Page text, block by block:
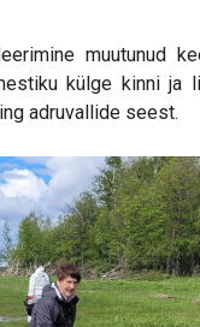
muutunud
külge kinni ja
adruvallide seest.